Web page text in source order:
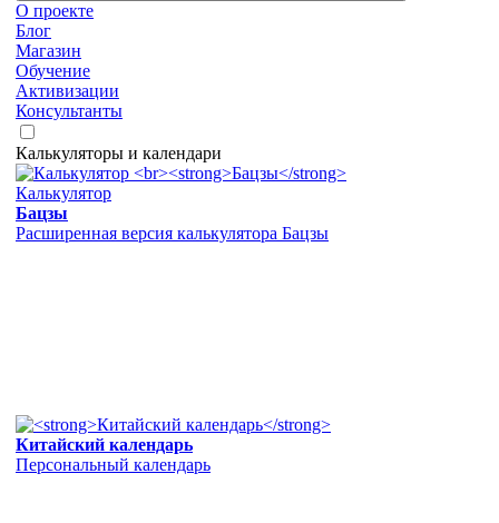
О проекте
Блог
Магазин
Обучение
Активизации
Консультанты
Калькуляторы и календари
Калькулятор
Бацзы
Расширенная версия калькулятора Бацзы
Китайский календарь
Персональный календарь